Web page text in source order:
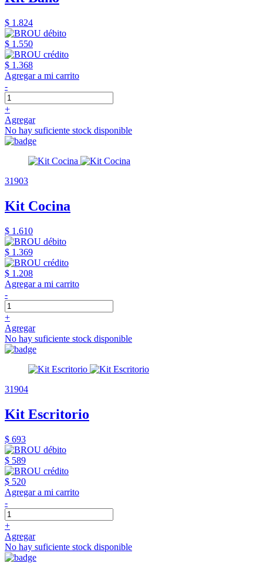
$ 1.824
$ 1.550
$ 1.368
Agregar a mi carrito
-
+
Agregar
No hay suficiente stock disponible
31903
Kit Cocina
$ 1.610
$ 1.369
$ 1.208
Agregar a mi carrito
-
+
Agregar
No hay suficiente stock disponible
31904
Kit Escritorio
$ 693
$ 589
$ 520
Agregar a mi carrito
-
+
Agregar
No hay suficiente stock disponible